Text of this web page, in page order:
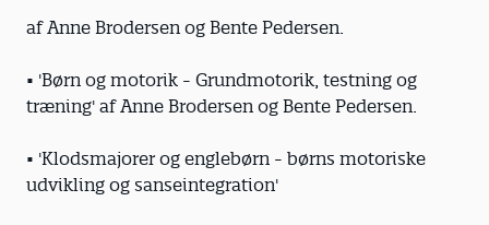
af Anne Brodersen og Bente Pedersen.
• 'Børn og motorik - Grundmotorik, testning og
træning' af Anne Brodersen og Bente Pedersen.
• 'Klodsmajorer og englebørn - børns motoriske
udvikling og sanseintegration'